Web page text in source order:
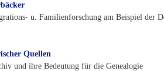
u. Familienforschung am Beispiel der
Quellen
und ihre Bedeutung für die Genealogie